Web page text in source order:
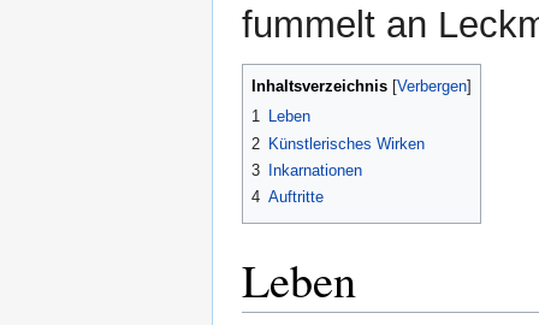
fummelt an
Inhaltsverzeichnis
1 Leben
2 Künstlerisches Wirken
3
Inkarnationen
4 Auftritte
Leben